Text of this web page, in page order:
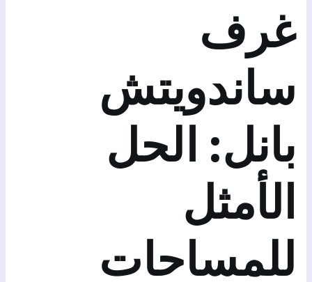
غرف
ساندويتش
بانل: الحل
الأمثل
للمساحات